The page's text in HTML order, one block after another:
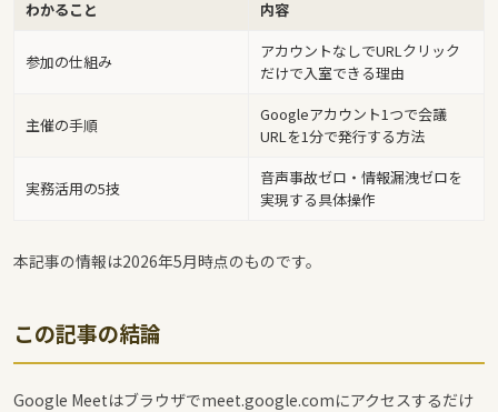
わかること 内容
参加の仕組み
アカウントなしでURLクリック
だけで入室できる理由
主催の手順
Googleアカウント1つで会議
URLを1分で発行する方法
実務活用の5技
音声事故ゼロ・情報漏洩ゼロを
実現する具体操作
本記事の情報は2026年5月時点のものです。
この記事の結論
Google Meetはブラウザでmeet.google.comにアクセスするだけ